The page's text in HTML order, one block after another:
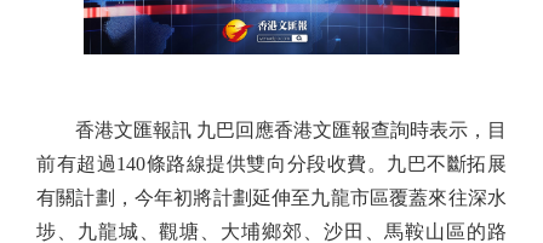
香港文匯報訊 九巴回應香港文匯報查詢時表示，目
前有超過140條路線提供雙向分段收費。九巴不斷拓展
有關計劃，今年初將計劃延伸至九龍市區覆蓋來往深水
埗、九龍城、觀塘、大埔鄉郊、沙田、馬鞍山區的路